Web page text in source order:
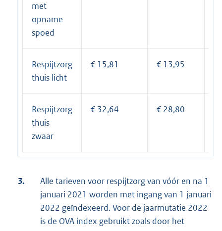
met
opname
spoed
Respijtzorg
thuis licht
€ 15,81 € 13,95
Respijtzorg
thuis
zwaar
€ 32,64 € 28,80
3.
Alle tarieven voor respijtzorg van vóór en na 1
januari 2021 worden met ingang van 1 januari
2022 geïndexeerd. Voor de jaarmutatie 2022
is de OVA index gebruikt zoals door het